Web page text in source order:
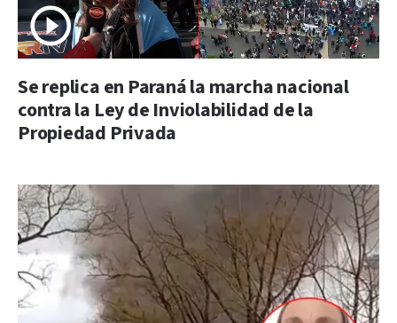
Se replica en Paraná la marcha nacional
contra la Ley de Inviolabilidad de la
Propiedad Privada